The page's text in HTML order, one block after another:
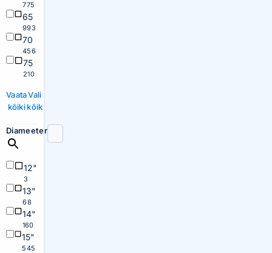
775
65
993
70
456
75
210
Vaata
kõiki
Vali
kõik
Diameeter
12"
3
13"
68
14"
160
15"
545